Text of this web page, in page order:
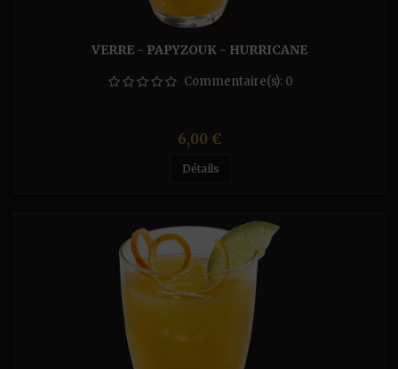
VERRE - PAPYZOUK - HURRICANE
Commentaire(s): 0
Prix
6,00 €
Détails